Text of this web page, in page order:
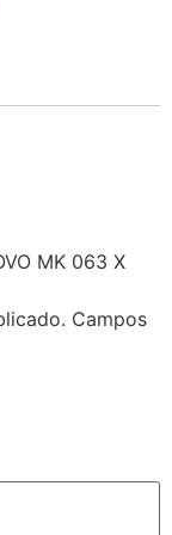
MK 063 X
Campos